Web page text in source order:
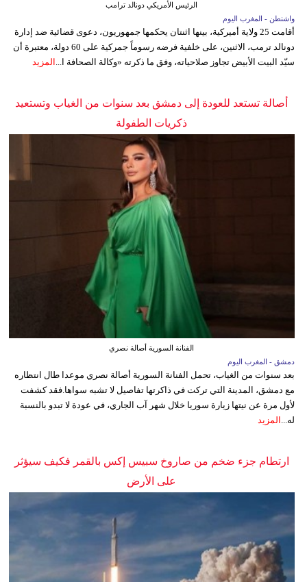
الرئيس الأمريكي دونالد ترامب
واشنطن - المغرب اليوم
أقامت 25 ولاية أميركية، بينها اثنتان يحكمها جمهوريون، دعوى قضائية ضد إدارة
دونالد ترمب، الاثنين، على خلفية فرضه رسوماً جمركية على 60 دولة، معتبرة أن
سيّد البيت الأبيض تجاوز صلاحياته، وفق ما ذكرته «وكالة الصحافة ا... المزيد
أصالة تستعد للعودة إلى دمشق بعد سنوات من الغياب وتستعيد
ذكريات الطفولة
الفنانة السورية أصالة نصري
دمشق - المغرب اليوم
بعد سنوات من الغياب، تحمل الفنانة السورية أصالة نصري موعدا طال انتظاره
مع دمشق، المدينة التي تركت في ذاكرتها تفاصيل لا تشبه سواها.فقد كشفت
لأول مرة عن نيتها زيارة سوريا خلال شهر آب الجاري، في عودة لا تبدو بالنسبة
له...
المزيد
ارتطام جزء ضخم من صاروخ سبيس إكس بالقمر فكيف سيؤثر
على الأرض